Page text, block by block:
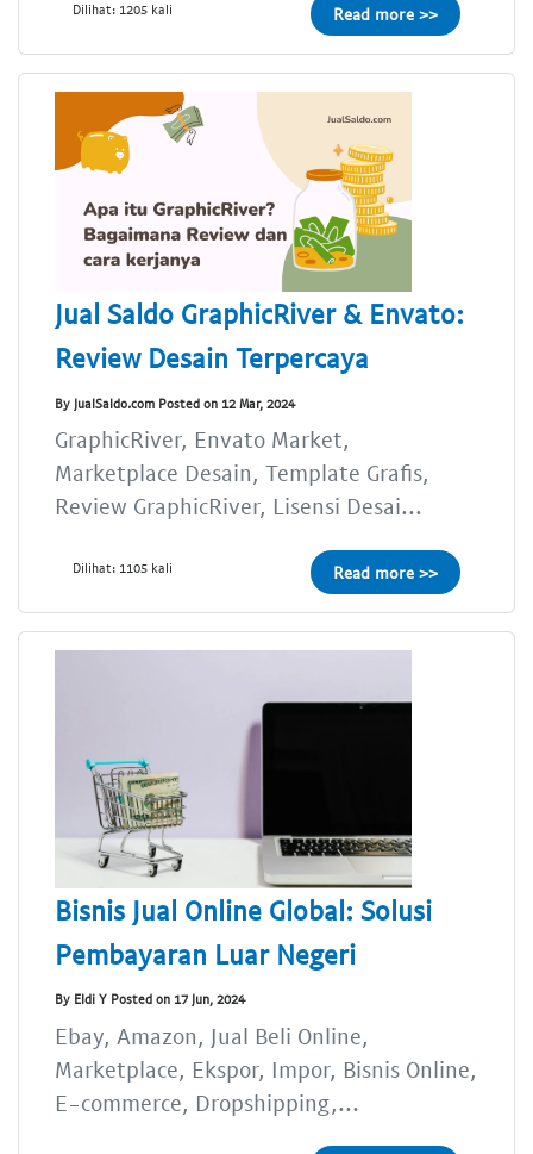
Dilihat: 1205 kali Read more >>
Jual Saldo GraphicRiver & Envato:
Review Desain Terpercaya
By JualSaldo.com Posted on 12 Mar, 2024
GraphicRiver, Envato Market,
Marketplace Desain, Template Grafis,
Review GraphicRiver, Lisensi Desai...
Dilihat: 1105 kali Read more >>
Bisnis Jual Online Global: Solusi
Pembayaran Luar Negeri
By Eldi Y Posted on 17 Jun, 2024
Ebay, Amazon, Jual Beli Online,
Marketplace, Ekspor, Impor, Bisnis Online,
E-commerce, Dropshipping,...